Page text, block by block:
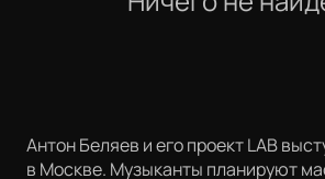
Антон Беляев и его проект LAB
в Москве. Музыканты планируют